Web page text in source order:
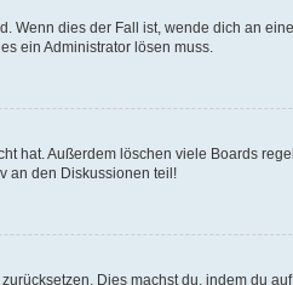
dies der Fall ist, wende dich an
ein Administrator lösen muss.
hat. Außerdem löschen viele Boards
an den Diskussionen teil!
Dies machst du, indem du